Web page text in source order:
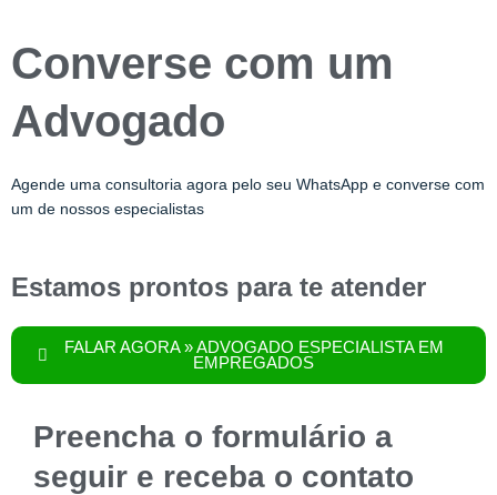
Converse com um
Advogado
Agende uma consultoria agora pelo seu WhatsApp e converse com
um de nossos especialistas
Estamos prontos para te atender
FALAR AGORA » ADVOGADO ESPECIALISTA EM
EMPREGADOS
Preencha o formulário a
seguir e receba o contato